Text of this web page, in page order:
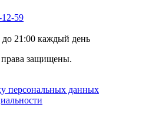
59
до 21:00 каждый день
защищены.
персональных данных